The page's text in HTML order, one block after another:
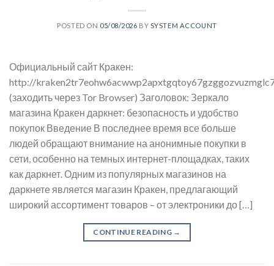
POSTED ON 05/08/2026 BY SYSTEM ACCOUNT
Официальный сайт Кракен:
http://
(заходить через Tor Browser) Заголовок: Зеркало
магазина Кракен даркнет: безопасность и удобство
покупок Введение В последнее время все больше
людей обращают внимание на анонимные покупки в
сети, особенно на темных интернет-площадках, таких
как даркнет. Одним из популярных магазинов на
даркнете является магазин Кракен, предлагающий
широкий ассортимент товаров – от электроники до […]
CONTINUE READING →